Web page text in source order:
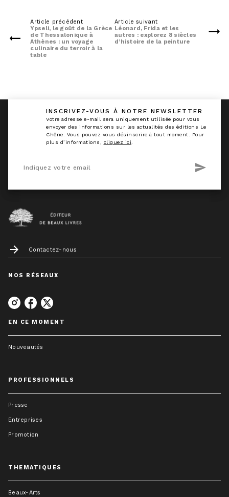
Article précédent
Ypseli, le goût de la Grèce
de Thessalonique à
Athènes : un voyage
culinaire du terroir à la
table
Article suivant
Léonard, Frida et les
autres : explorez 8 siècles
d’histoire de la peinture
INSCRIVEZ-VOUS À NOTRE NEWSLETTER
Votre adresse e-mail sera uniquement utilisée pour vous
envoyer des informations sur les actualités des éditions Le
Chêne. Vous pouvez vous désinscrire à tout moment. Pour
plus d’informations, cliquez ici
Indiquez votre email send
arrow_forward Contactez-nous
NOS RÉSEAUX
EN CE MOMENT
Nouveautés
PROFESSIONNELS
Presse
Entreprises
Promotion
THEMATIQUES
Beaux-Arts